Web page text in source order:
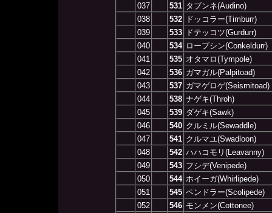
037
531 タブンネ(Audino)
038
532
ドッコラー(Timburr)
039
533
ドテッコツ(Gurdurr)
040
534 ロープシン(Conkeldurr)
041
535 オタマロ(Tympole)
042
536 ガマガル(Palpitoad)
043
537 ガマゲロゲ(Seismitoad)
044
538 ナゲキ(Throh)
045
539 ダゲキ(Sawk)
046
540 クルミル(Sewaddle)
047
541 クルマユ(Swadloon)
048
542 ハハコモリ(Leavanny)
049
543 フシデ(Venipede)
050
544 ホイーガ(Whirlipede)
051
545 ペンドラー(Scolipede)
052
546 モンメン(Cottonee)